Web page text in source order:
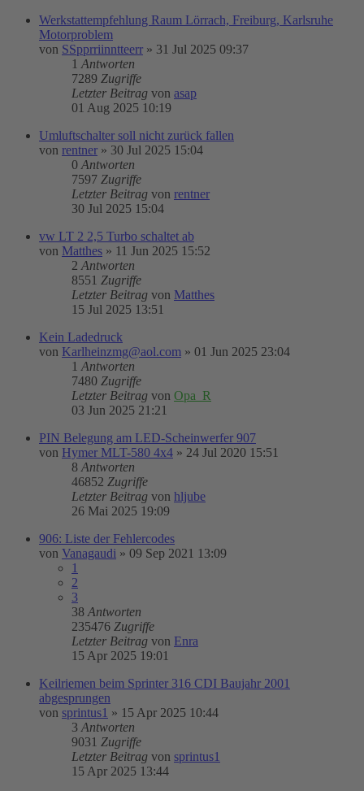
Werkstattempfehlung Raum Lörrach, Freiburg, Karlsruhe
Motorproblem
von SSpprriinntteerr » 31 Jul 2025 09:37
1 Antworten
7289 Zugriffe
Letzter Beitrag von asap
01 Aug 2025 10:19
Umluftschalter soll nicht zurück fallen
von rentner » 30 Jul 2025 15:04
0 Antworten
7597 Zugriffe
Letzter Beitrag von rentner
30 Jul 2025 15:04
vw LT 2 2,5 Turbo schaltet ab
von Matthes » 11 Jun 2025 15:52
2 Antworten
8551 Zugriffe
Letzter Beitrag von Matthes
15 Jul 2025 13:51
Kein Ladedruck
von Karlheinzmg@aol.com » 01 Jun 2025 23:04
1 Antworten
7480 Zugriffe
Letzter Beitrag von Opa_R
03 Jun 2025 21:21
PIN Belegung am LED-Scheinwerfer 907
von Hymer MLT-580 4x4 » 24 Jul 2020 15:51
8 Antworten
46852 Zugriffe
Letzter Beitrag von hljube
26 Mai 2025 19:09
906: Liste der Fehlercodes
von Vanagaudi » 09 Sep 2021 13:09
1
2
3
38 Antworten
235476 Zugriffe
Letzter Beitrag von Enra
15 Apr 2025 19:01
Keilriemen beim Sprinter 316 CDI Baujahr 2001
abgesprungen
von sprintus1 » 15 Apr 2025 10:44
3 Antworten
9031 Zugriffe
Letzter Beitrag von sprintus1
15 Apr 2025 13:44